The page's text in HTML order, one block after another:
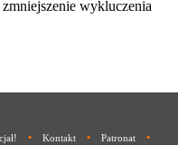
wykluczenia
• Kontakt • Patronat •